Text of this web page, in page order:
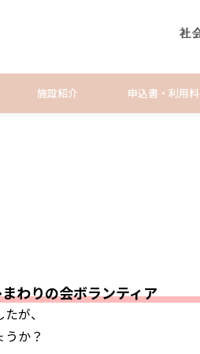
施設紹介 申込書・利用料
わりの会ボランティア
が、
か？